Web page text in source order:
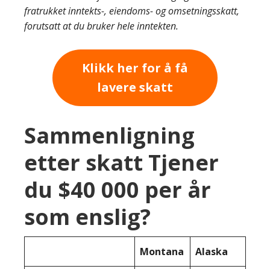
fratrukket inntekts-, eiendoms- og omsetningsskatt,
forutsatt at du bruker hele inntekten.
Klikk her for å få
lavere skatt
Sammenligning
etter skatt Tjener
du $40 000 per år
som enslig?
Montana Alaska